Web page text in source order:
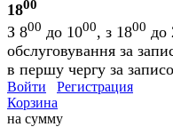
1800
З 800 до 1000, з 1800 до
обслуговування за
в першу чергу за
Войти
Регистрация
Корзина
на сумму